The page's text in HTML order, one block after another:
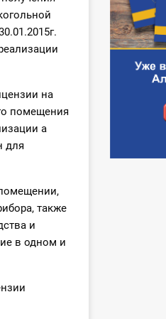
на
помещения
а
для
также
и
в одном и